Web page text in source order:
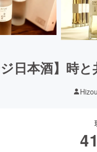
日本酒】時